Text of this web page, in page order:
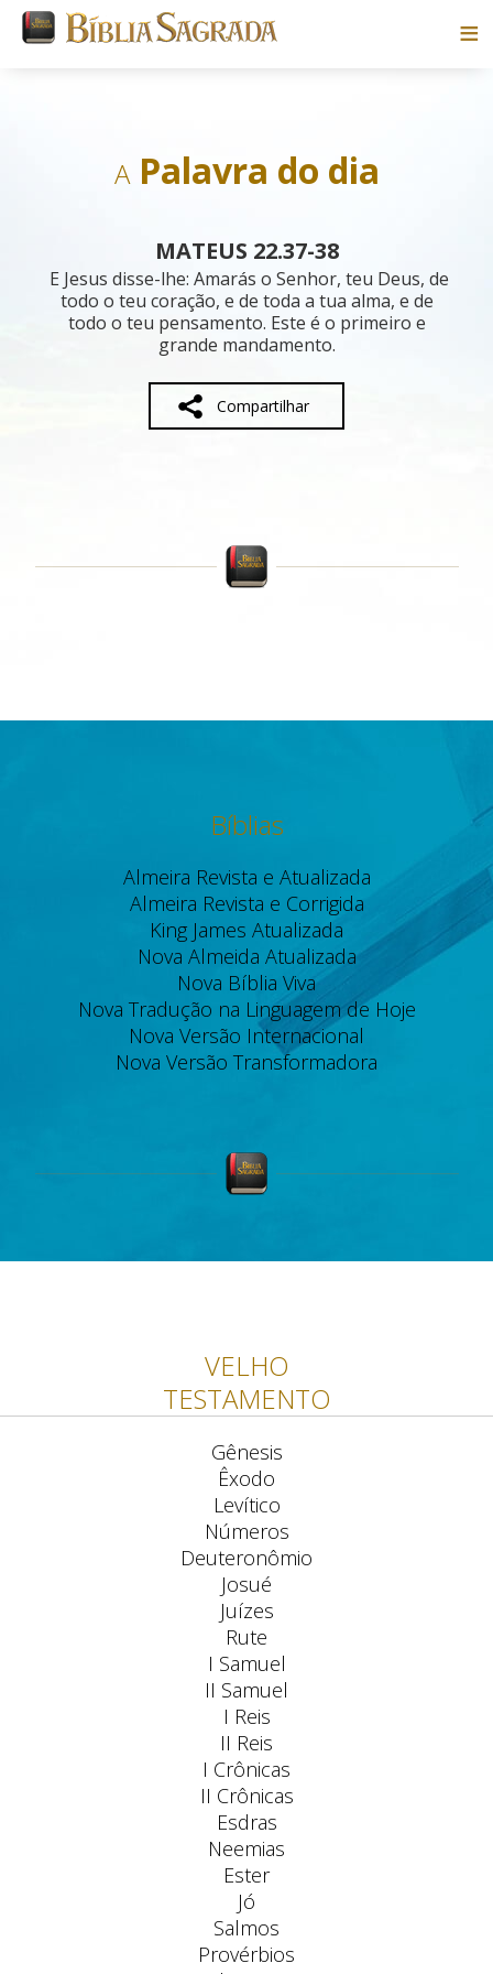
Blog
Parceiros
Sobre
APalavra do dia
MATEUS 22.37-38
E Jesus disse-lhe: Amarás o Senhor, teu Deus, de
todo o teu coração, e de toda a tua alma, e de
todo o teu pensamento. Este é o primeiro e
grande mandamento.
Compartilhar
Bíblias
Almeira Revista e Atualizada
Almeira Revista e Corrigida
King James Atualizada
Nova Almeida Atualizada
Nova Bíblia Viva
Nova Tradução na Linguagem de Hoje
Nova Versão Internacional
Nova Versão Transformadora
VELHO
TESTAMENTO
Gênesis
Êxodo
Levítico
Números
Deuteronômio
Josué
Juízes
Rute
I Samuel
II Samuel
I Reis
II Reis
I Crônicas
II Crônicas
Esdras
Neemias
Ester
Jó
Salmos
Provérbios